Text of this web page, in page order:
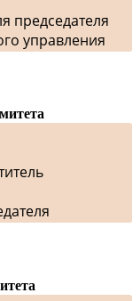
председателя
управления